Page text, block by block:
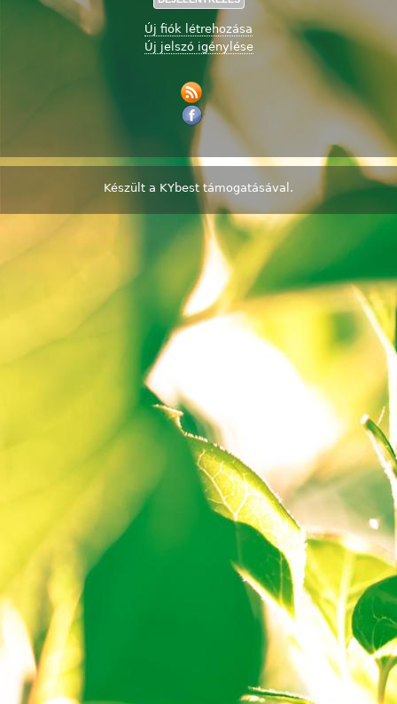
Új fiók létrehozása
Új jelszó igénylése
Készült a KYbest támogatásával.